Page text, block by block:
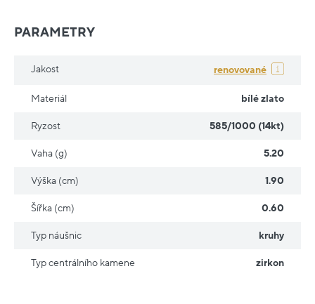
PARAMETRY
Jakost renovované
Materiál bílé zlato
Ryzost 585/1000 (14kt)
Vaha (g) 5.20
Výška (cm) 1.90
Šířka (cm) 0.60
Typ náušnic kruhy
Typ centrálního kamene zirkon